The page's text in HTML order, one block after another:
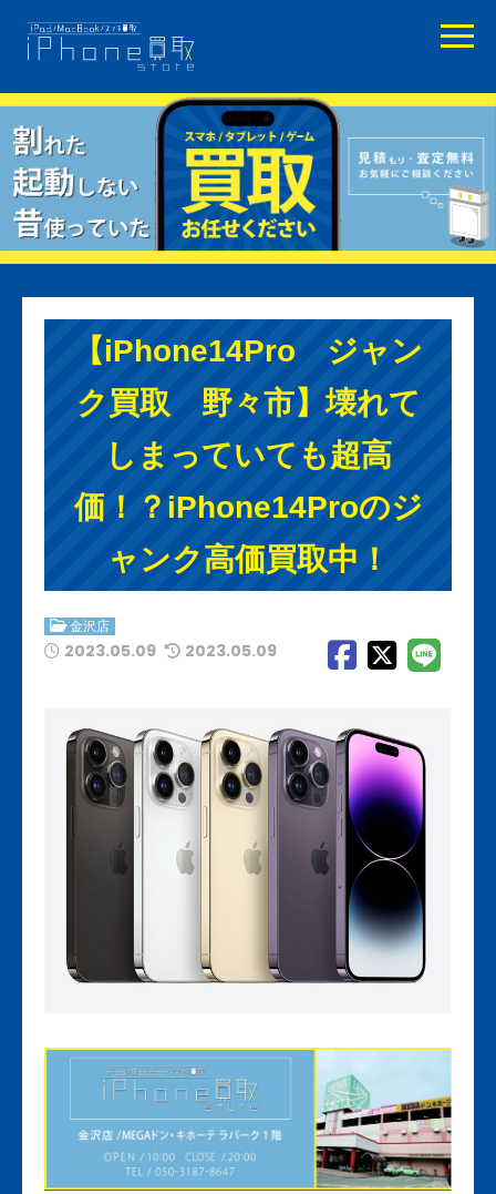
【iPhone14Pro ジャン
ク買取 野々市】壊れて
しまっていても超高
価！？iPhone14Proのジ
ャンク高価買取中！
金沢店
2023.05.09 2023.05.09